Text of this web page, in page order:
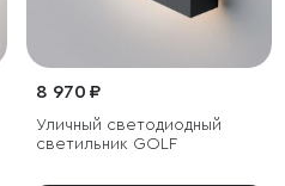
8 970 ₽
Уличный светодиодный
светильник GOLF